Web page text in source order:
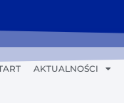
AKTUALNOŚCI